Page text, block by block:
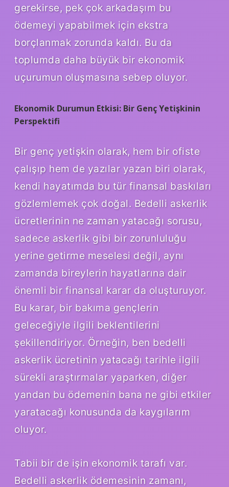
gerekirse, pek çok arkadaşım bu
ödemeyi yapabilmek için ekstra
borçlanmak zorunda kaldı. Bu da
toplumda daha büyük bir ekonomik
uçurumun oluşmasına sebep oluyor.
Ekonomik Durumun Etkisi: Bir Genç Yetişkinin
Perspektifi
Bir genç yetişkin olarak, hem bir ofiste
çalışıp hem de yazılar yazan biri olarak,
kendi hayatımda bu tür finansal baskıları
gözlemlemek çok doğal. Bedelli askerlik
ücretlerinin ne zaman yatacağı sorusu,
sadece askerlik gibi bir zorunluluğu
yerine getirme meselesi değil, aynı
zamanda bireylerin hayatlarına dair
önemli bir finansal karar da oluşturuyor.
Bu karar, bir bakıma gençlerin
geleceğiyle ilgili beklentilerini
şekillendiriyor. Örneğin, ben bedelli
askerlik ücretinin yatacağı tarihle ilgili
sürekli araştırmalar yaparken, diğer
yandan bu ödemenin bana ne gibi etkiler
yaratacağı konusunda da kaygılarım
oluyor.
Tabii bir de işin ekonomik tarafı var.
Bedelli askerlik ödemesinin zamanı,